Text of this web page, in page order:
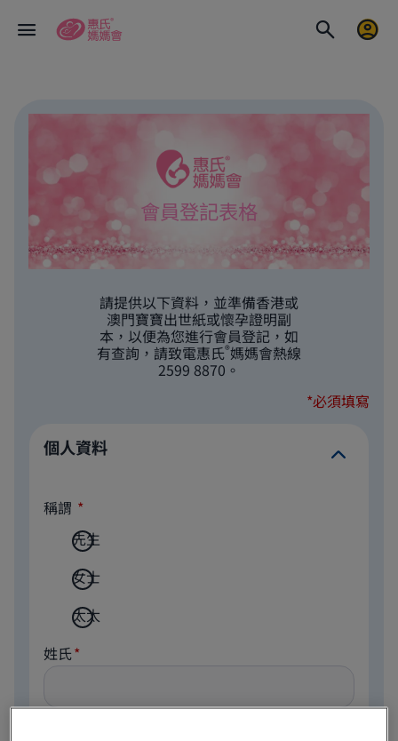
會員登記表格
請提供以下資料，並準備香港或
澳門寶寶出世紙或懷孕證明副
本，以便為您進行會員登記，如
有查詢，請致電惠氏®媽媽會熱線
2599 8870。
*必須填寫
個人資料
稱謂
先生
女士
太太
姓氏